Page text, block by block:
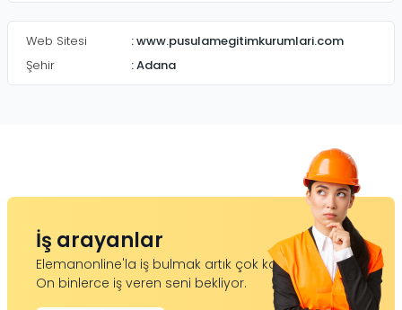
Web Sitesi :www.pusulamegitimkurumlari.com
Şehir
:Adana
İş arayanlar
Elemanonline'la iş bulmak artık çok kolay.
On binlerce iş veren seni bekliyor.